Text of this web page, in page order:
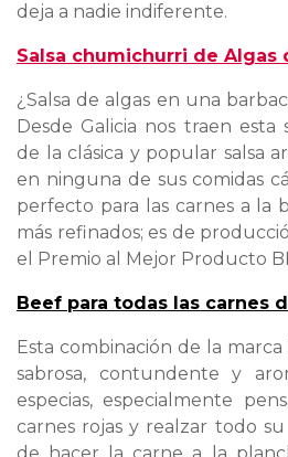
deja a nadie indiferente.
Salsa chumichurri de Algas
¿Salsa de algas en una
Desde Galicia nos traen esta
de la clásica y popular salsa
en ninguna de sus comidas
perfecto para las carnes a la
más refinados; es de
el Premio al Mejor Producto
Beef para todas las carnes
Esta combinación de la
sabrosa, contundente y
especias, especialmente
carnes rojas y realzar todo